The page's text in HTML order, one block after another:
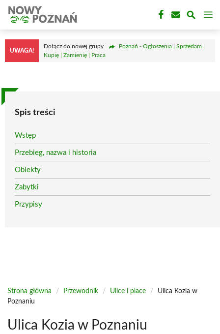
Przejdź
treści
UWAGA!
Dołącz do nowej grupy
Poznań - Ogłoszenia | Sprzedam |
Kupię | Zamienię | Praca
Spis treści
Wstęp
Przebieg, nazwa i historia
Obiekty
Zabytki
Przypisy
Strona główna / Przewodnik / Ulice i place /
Ulica Kozia w
Poznaniu
Ulica Kozia w Poznaniu